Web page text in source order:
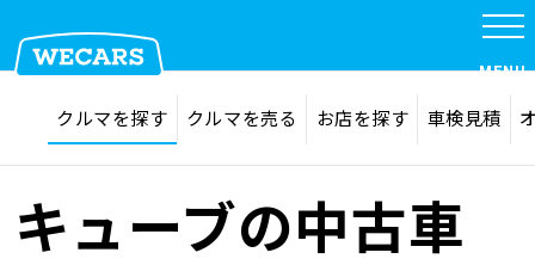
在庫検索 サイト内検索
MENU
クルマを探す
クルマを探す クルマを売る お店を探す 車検見積
キューブの中古車